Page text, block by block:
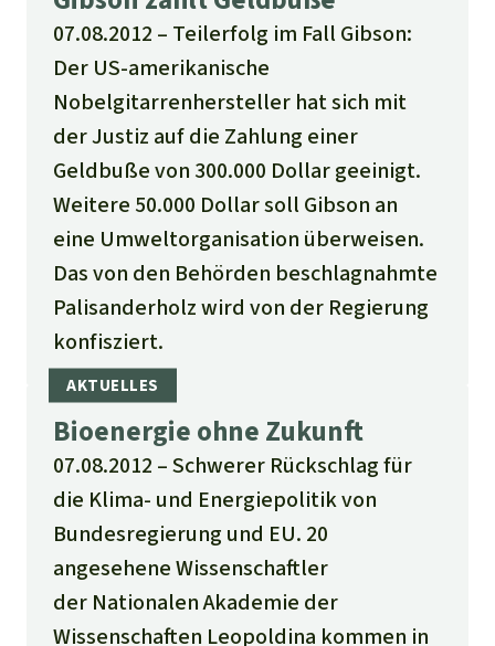
07.08.2012
Teilerfolg im Fall Gibson:
Der US-amerikanische
Nobelgitarrenhersteller hat sich mit
der Justiz auf die Zahlung einer
Geldbuße von 300.000 Dollar geeinigt.
Weitere 50.000 Dollar soll Gibson an
eine Umweltorganisation überweisen.
Das von den Behörden beschlagnahmte
Palisanderholz wird von der Regierung
konfisziert.
Bioenergie ohne Zukunft
07.08.2012
Schwerer Rückschlag für
die Klima- und Energiepolitik von
Bundesregierung und EU. 20
angesehene Wissenschaftler
der Nationalen Akademie der
Wissenschaften Leopoldina kommen in